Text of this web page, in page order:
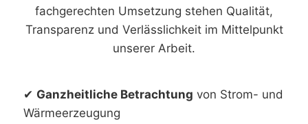
fachgerechten Umsetzung stehen Qualität,
Transparenz und Verlässlichkeit im Mittelpunkt
unserer Arbeit.
✔ Ganzheitliche Betrachtung von Strom- und
Wärmeerzeugung